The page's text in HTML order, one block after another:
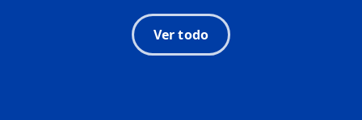
Ver todo